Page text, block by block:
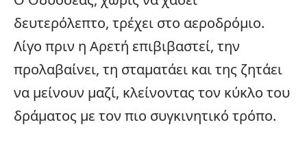
δευτερόλεπτο, τρέχει στο αεροδρόμιο.
Λίγο πριν η Αρετή επιβιβαστεί, την
προλαβαίνει, τη σταματάει και της ζητάει
να μείνουν μαζί, κλείνοντας τον κύκλο του
δράματος με τον πιο συγκινητικό τρόπο.